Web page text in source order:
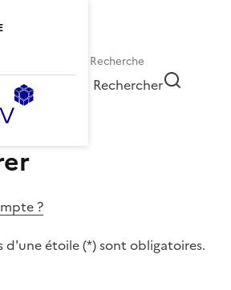
Rechercher
?
d'une étoile (*) sont obligatoires.